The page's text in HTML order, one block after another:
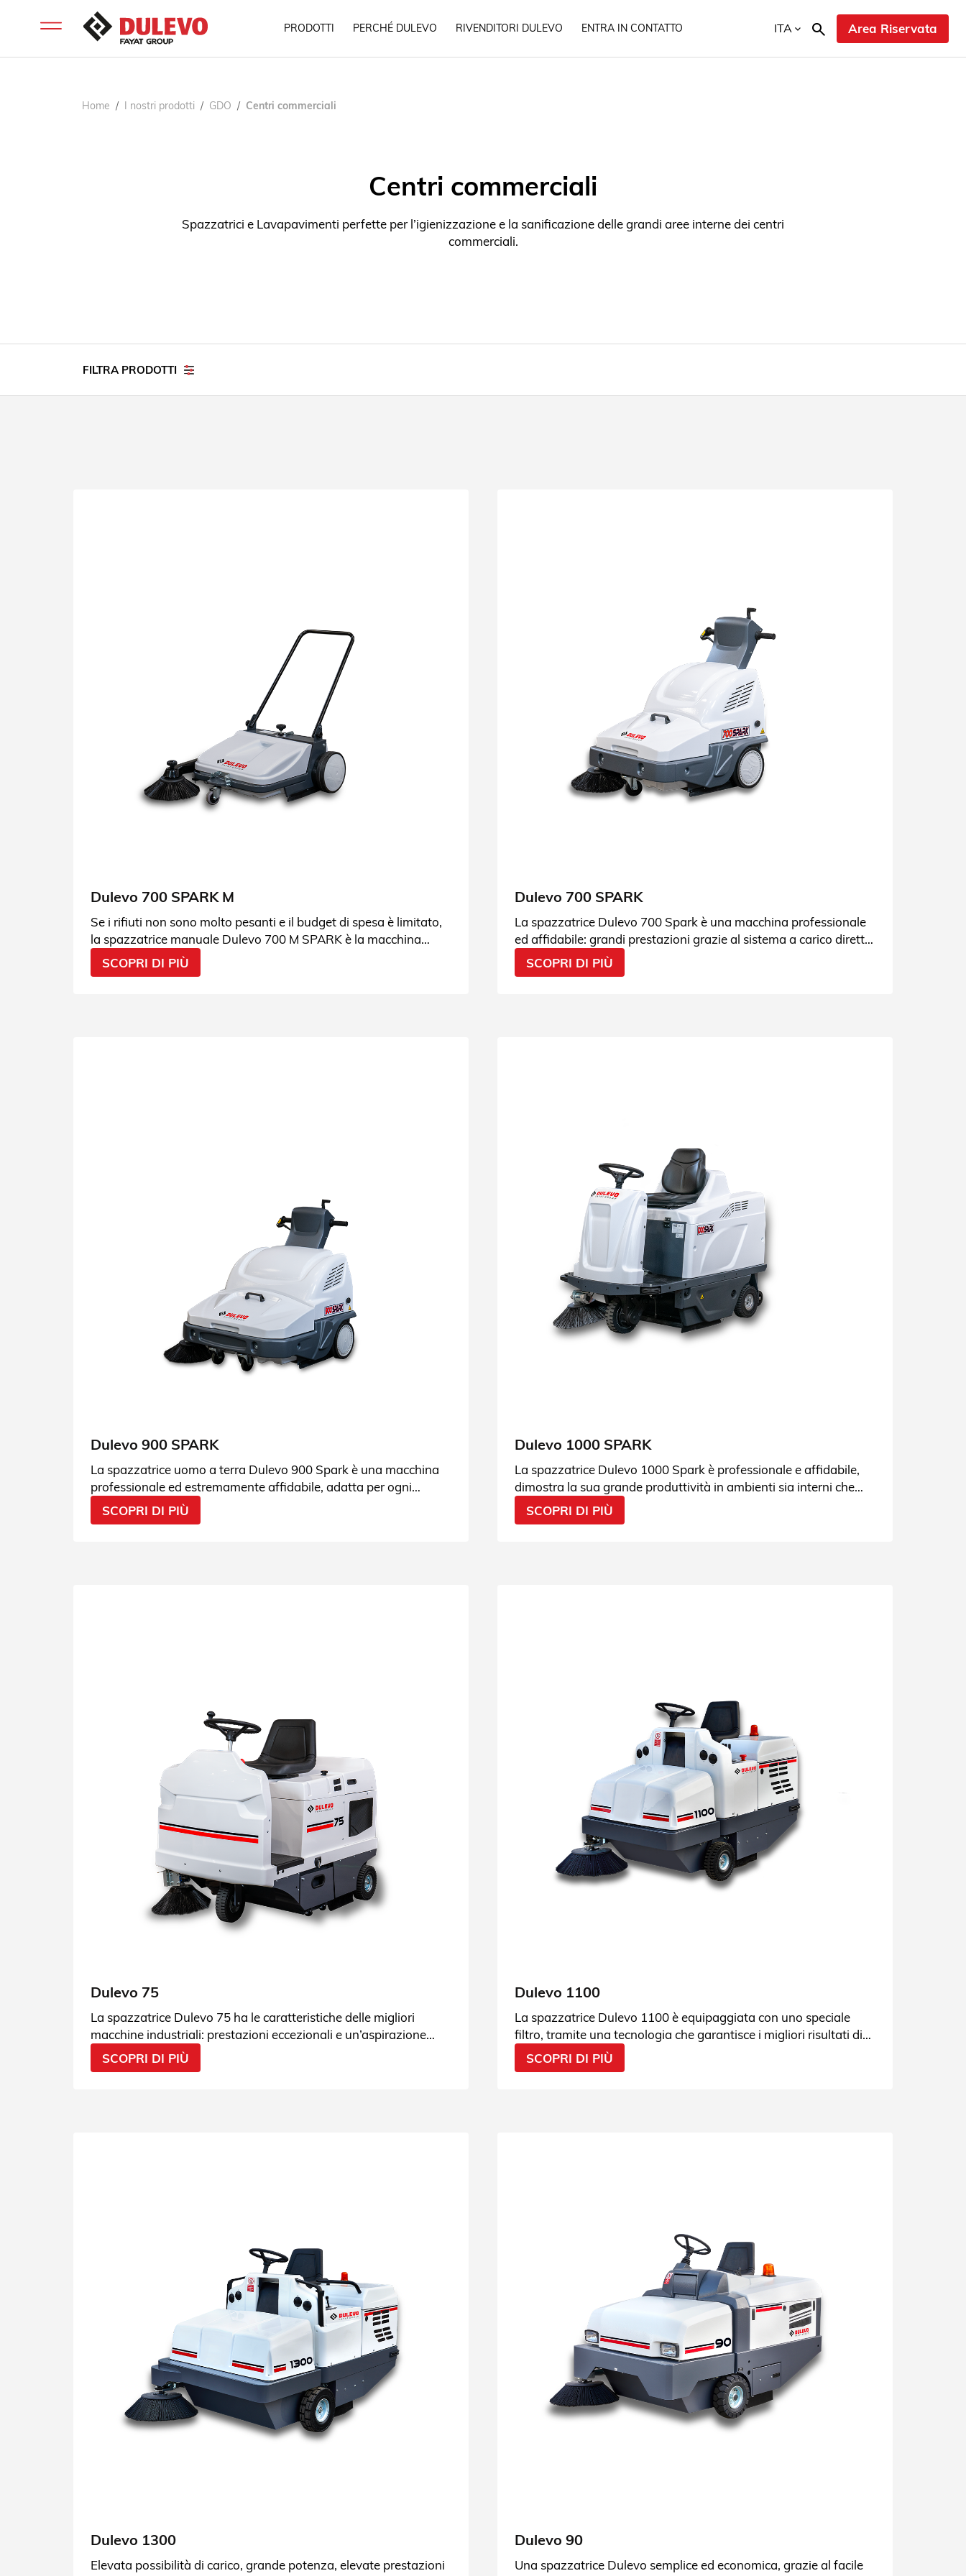
PRODOTTI PERCHÉ DULEVO RIVENDITORI DULEVO ENTRA IN CONTATTO ITA Area Riservata
Home I nostri prodotti GDO Centri commerciali
Centri commerciali
Spazzatrici e Lavapavimenti perfette per l’igienizzazione e la sanificazione delle grandi aree interne dei centri
commerciali.
FILTRA PRODOTTI
Dulevo 700 SPARK M
Se i rifiuti non sono molto pesanti e il budget di spesa è limitato,
la spazzatrice manuale Dulevo 700 M SPARK è la macchina
giusta. Leggi le specifiche.
SCOPRI DI PIÙ
Dulevo 700 SPARK
La spazzatrice Dulevo 700 Spark è una macchina professionale
ed affidabile: grandi prestazioni grazie al sistema a carico diretto.
Scopri i dettagli.
SCOPRI DI PIÙ
Dulevo 900 SPARK
La spazzatrice uomo a terra Dulevo 900 Spark è una macchina
professionale ed estremamente affidabile, adatta per ogni
necessità. Chiedi maggiori info.
SCOPRI DI PIÙ
Dulevo 1000 SPARK
La spazzatrice Dulevo 1000 Spark è professionale e affidabile,
dimostra la sua grande produttività in ambienti sia interni che
esterni. Leggi le specifiche.
SCOPRI DI PIÙ
Dulevo 75
La spazzatrice Dulevo 75 ha le caratteristiche delle migliori
macchine industriali: prestazioni eccezionali e un’aspirazione
veramente performante. Scoprila!
SCOPRI DI PIÙ
Dulevo 1100
La spazzatrice Dulevo 1100 è equipaggiata con uno speciale
filtro, tramite una tecnologia che garantisce i migliori risultati di
filtrazione polveri. Scopri le caratteristiche.
SCOPRI DI PIÙ
Dulevo 1300
Elevata possibilità di carico, grande potenza, elevate prestazioni
Dulevo 90
Una spazzatrice Dulevo semplice ed economica, grazie al facile